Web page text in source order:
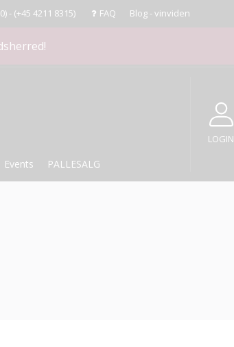
- (+45 4211 8315) FAQ Blog - vinviden
Events PALLESALG
LOGIN